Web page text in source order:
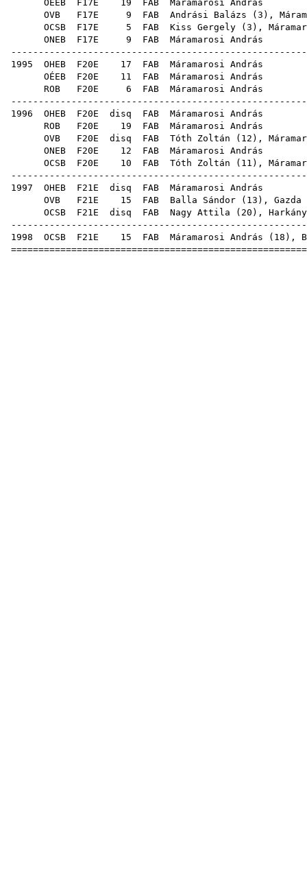
OÉEB F17E 19 FAB
OVB F17E 9 FAB Andrási Balázs ( 3 ),
OCSB F17E 5 FAB Kiss Gergely ( 3 ),
ONEB F17E 9 FAB
1995 OHEB F20E 17 FAB
OÉEB F20E 11 FAB
ROB F20E 6 FAB
1996 OHEB F20E disq FAB
ROB F20E 19 FAB
OVB F20E disq FAB Tóth Zoltán ( 12 ),
ONEB F20E 12 FAB
OCSB F20E 10 FAB Tóth Zoltán ( 11 ),
1997 OHEB F21E disq FAB
OVB F21E 15 FAB Balla Sándor ( 13 ),
OCSB F21E disq FAB Nagy Attila ( 20 ),
1998 OCSB F21E 15 FAB Máramarosi András ( 18 ),